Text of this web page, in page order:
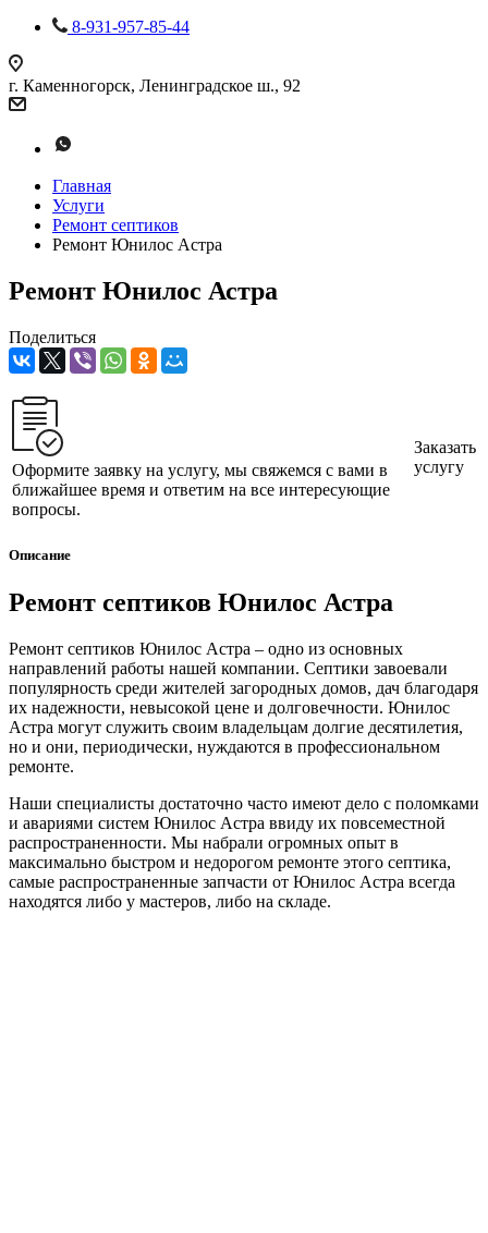
8-931-957-85-44
г. Каменногорск, Ленинградское ш., 92
Главная
Услуги
Ремонт септиков
Ремонт Юнилос Астра
Ремонт Юнилос Астра
Поделиться
Оформите заявку на услугу, мы свяжемся с вами в
ближайшее время и ответим на все интересующие
вопросы.
Заказать
услугу
Описание
Ремонт септиков Юнилос Астра
Ремонт септиков Юнилос Астра – одно из основных
направлений работы нашей компании. Септики завоевали
популярность среди жителей загородных домов, дач благодаря
их надежности, невысокой цене и долговечности. Юнилос
Астра могут служить своим владельцам долгие десятилетия,
но и они, периодически, нуждаются в профессиональном
ремонте.
Наши специалисты достаточно часто имеют дело с поломками
и авариями систем Юнилос Астра ввиду их повсеместной
распространенности. Мы набрали огромных опыт в
максимально быстром и недорогом ремонте этого септика,
самые распространенные запчасти от Юнилос Астра всегда
находятся либо у мастеров, либо на складе.